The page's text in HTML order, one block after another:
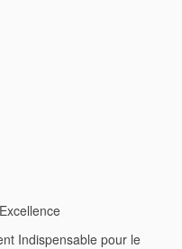
Indispensable pour le